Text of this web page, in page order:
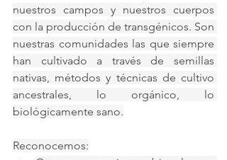
nuestros campos y nuestros cuerpos
con la producción de transgénicos. Son
nuestras comunidades las que siempre
han cultivado a través de semillas
nativas, métodos y técnicas de cultivo
ancestrales, lo orgánico, lo
biológicamente sano.
Reconocemos: